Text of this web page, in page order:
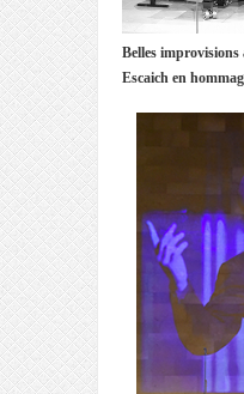
Belles
Escaich en